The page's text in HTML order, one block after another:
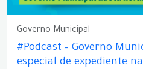
Governo Municipal
#Podcast – Governo
especial de expediente